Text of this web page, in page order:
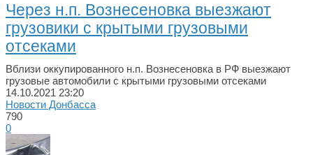
Через н.п. Вознесеновка выезжают
грузовики с крытыми грузовыми
отсеками
Вблизи оккупированного н.п. Вознесеновка в РФ выезжают
грузовые автомобили с крытыми грузовыми отсеками
14.10.2021 23:20
Новости Донбасса
790
0